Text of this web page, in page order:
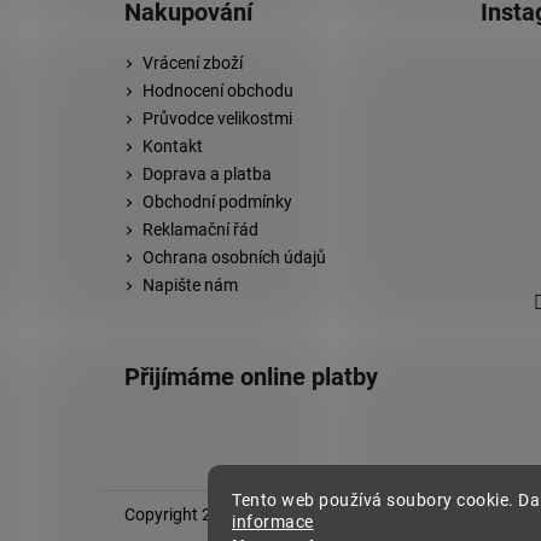
Tento web používá soubory cookie.
informace
Nakupování
Vrácení zboží
Hodnocení obchodu
Průvodce velikostmi
Kontakt
Doprava a platba
Obchodní podmínky
Reklamační řád
Ochrana osobních údajů
Napište nám
Přijímáme online platby
Copyright 2026Stylovej. Všechna práva vyhrazena.